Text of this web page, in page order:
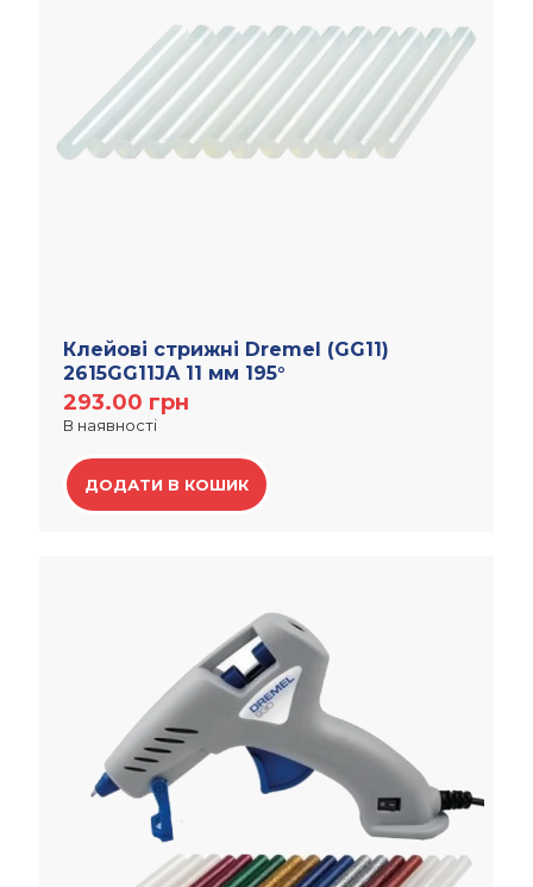
Клейові стрижні Dremel (GG11)
2615GG11JA 11 мм 195°
293.00 грн
В наявності
ДОДАТИ В КОШИК